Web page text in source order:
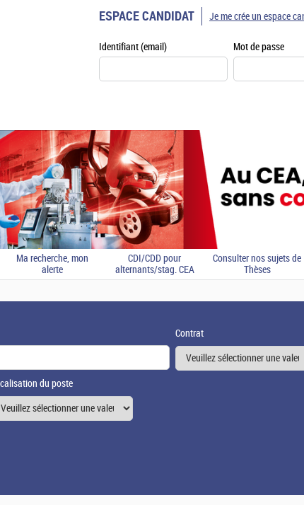
ESPACE CANDIDAT
Identifiant (email) Mot de passe
Je me crée un espace
Ma recherche, mon
alerte
CDI/CDD pour
alternants/stag. CEA
Consulter nos sujets de
Thèses
Contrat
du poste